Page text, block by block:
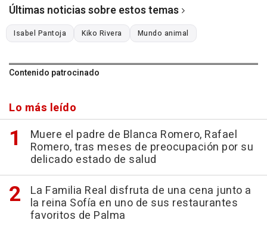
Últimas noticias sobre estos temas
Isabel Pantoja Kiko Rivera Mundo animal
Contenido patrocinado
Lo más leído
Muere el padre de Blanca Romero, Rafael
Romero, tras meses de preocupación por su
delicado estado de salud
La Familia Real disfruta de una cena junto a
la reina Sofía en uno de sus restaurantes
favoritos de Palma